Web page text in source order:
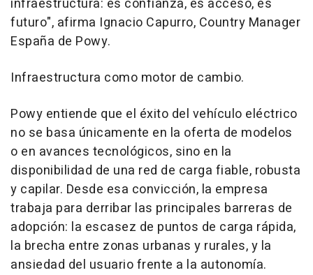
infraestructura: es confianza, es acceso, es
futuro", afirma Ignacio Capurro, Country Manager
España de Powy.
Infraestructura como motor de cambio.
Powy entiende que el éxito del vehículo eléctrico
no se basa únicamente en la oferta de modelos
o en avances tecnológicos, sino en la
disponibilidad de una red de carga fiable, robusta
y capilar. Desde esa convicción, la empresa
trabaja para derribar las principales barreras de
adopción: la escasez de puntos de carga rápida,
la brecha entre zonas urbanas y rurales, y la
ansiedad del usuario frente a la autonomía.